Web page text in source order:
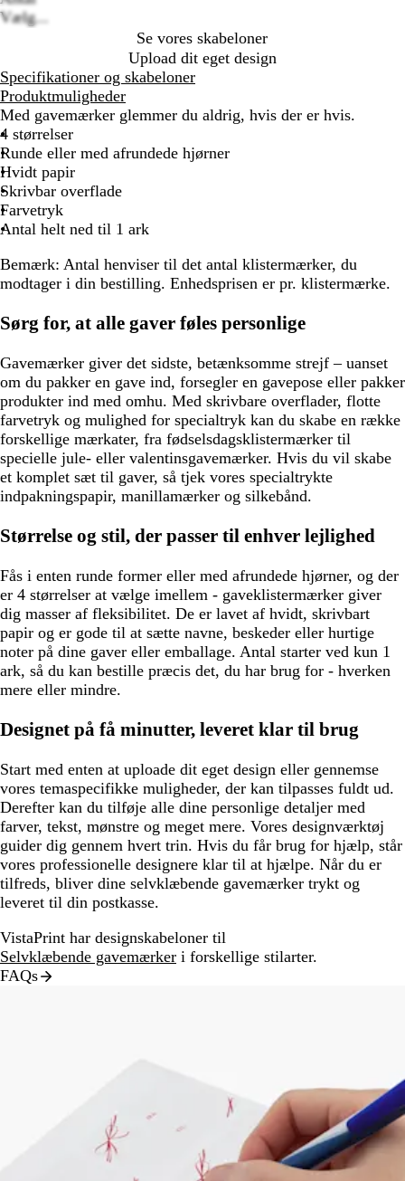
Vælg...
Se vores skabeloner
Upload dit eget design
Specifikationer og skabeloner
Produktmuligheder
Med gavemærker glemmer du aldrig, hvis der er hvis.
4 størrelser
Runde eller med afrundede hjørner
Hvidt papir
Skrivbar overflade
Farvetryk
Antal helt ned til 1 ark
Bemærk: Antal henviser til det antal klistermærker, du
modtager i din bestilling. Enhedsprisen er pr. klistermærke.
Sørg for, at alle gaver føles personlige
Gavemærker giver det sidste, betænksomme strejf – uanset
om du pakker en gave ind, forsegler en gavepose eller pakker
produkter ind med omhu. Med skrivbare overflader, flotte
farvetryk og mulighed for specialtryk kan du skabe en række
forskellige mærkater, fra fødselsdagsklistermærker til
specielle jule- eller valentinsgavemærker. Hvis du vil skabe
et komplet sæt til gaver, så tjek vores specialtrykte
indpakningspapir, manillamærker og silkebånd.
Størrelse og stil, der passer til enhver lejlighed
Fås i enten runde former eller med afrundede hjørner, og der
er 4 størrelser at vælge imellem - gaveklistermærker giver
dig masser af fleksibilitet. De er lavet af hvidt, skrivbart
papir og er gode til at sætte navne, beskeder eller hurtige
noter på dine gaver eller emballage. Antal starter ved kun 1
ark, så du kan bestille præcis det, du har brug for - hverken
mere eller mindre.
Designet på få minutter, leveret klar til brug
Start med enten at uploade dit eget design eller gennemse
vores temaspecifikke muligheder, der kan tilpasses fuldt ud.
Derefter kan du tilføje alle dine personlige detaljer med
farver, tekst, mønstre og meget mere. Vores designværktøj
guider dig gennem hvert trin. Hvis du får brug for hjælp, står
vores professionelle designere klar til at hjælpe. Når du er
tilfreds, bliver dine selvklæbende gavemærker trykt og
leveret til din postkasse.
VistaPrint har designskabeloner til
Selvklæbende gavemærker i forskellige stilarter.
FAQs